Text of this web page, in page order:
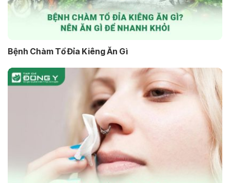
Bệnh Chàm Tổ Đỉa Kiêng Ăn Gì